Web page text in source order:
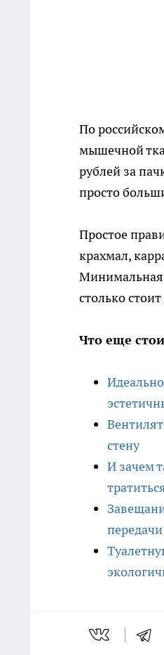
По
мышечной
рублей за
просто
Простое
крахмал,
Минимальная
столько
Что еще
стену
И зачем